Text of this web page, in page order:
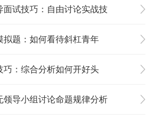
面试技巧：自由讨论实战技
拟题：如何看待斜杠青年
巧：综合分析如何开好头
领导小组讨论命题规律分析